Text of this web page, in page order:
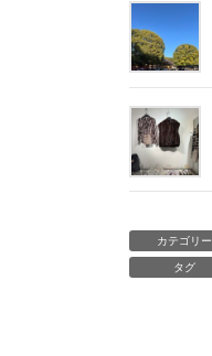
カテゴリー
タグ